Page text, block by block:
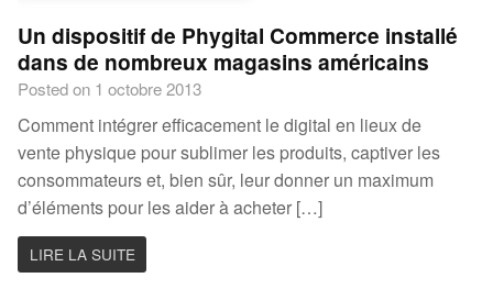
Un dispositif de Phygital Commerce installé
dans de nombreux magasins américains
Posted on 1 octobre 2013
Comment intégrer efficacement le digital en lieux de
vente physique pour sublimer les produits, captiver les
consommateurs et, bien sûr, leur donner un maximum
d’éléments pour les aider à acheter […]
LIRE LA SUITE